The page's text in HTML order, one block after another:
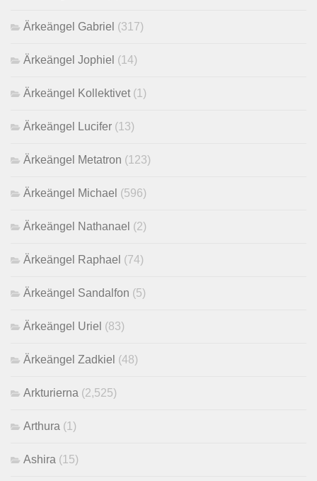
Ärkeängel Gabriel (317)
Ärkeängel Jophiel (14)
Ärkeängel Kollektivet (1)
Ärkeängel Lucifer (13)
Ärkeängel Metatron (123)
Ärkeängel Michael (596)
Ärkeängel Nathanael (2)
Ärkeängel Raphael (74)
Ärkeängel Sandalfon (5)
Ärkeängel Uriel (83)
Ärkeängel Zadkiel (48)
Arkturierna (2,525)
Arthura (1)
Ashira (15)